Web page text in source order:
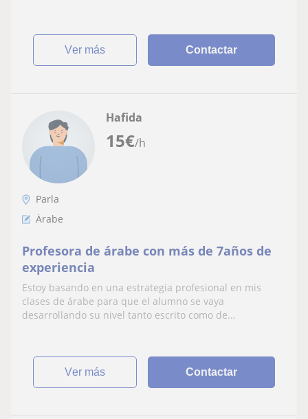
ver más Contactar
15€/h
Hafida
Parla
Árabe
Profesora de árabe con más de 7años de
experiencia
Estoy basando en una estrategia profesional en mis
clases de árabe para que el alumno se vaya
desarrollando su nivel tanto escrito como de...
ver más Contactar